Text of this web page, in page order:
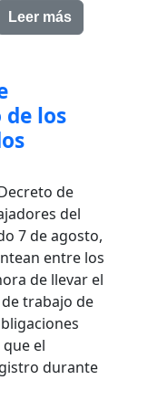
Leer más
los
de
del
7 de agosto,
entre los
de llevar el
trabajo de
el
durante